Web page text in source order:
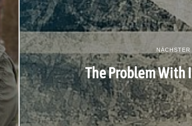
NÄCHSTER
The Problem With